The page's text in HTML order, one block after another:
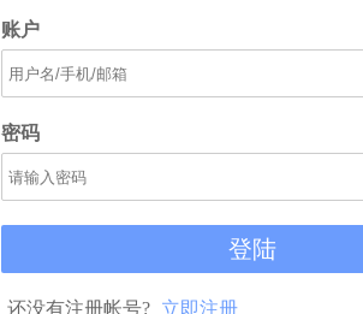
账户
密码
登陆
还没有注册帐号? 立即注册